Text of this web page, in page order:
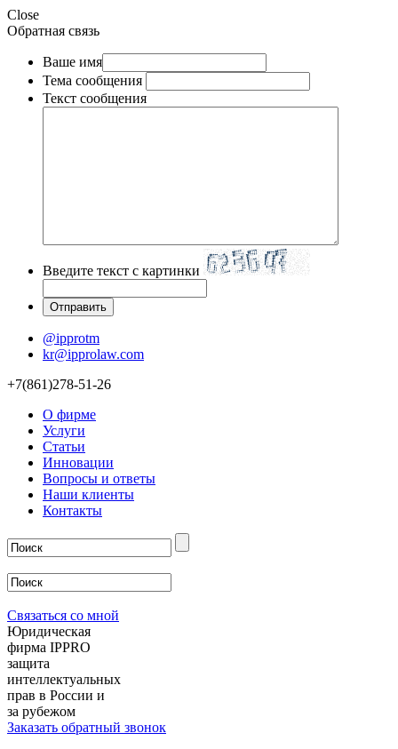
Close
Обратная связь
Ваше имя
Тема сообщения
Текст сообщения
Введите текст с картинки
@ipprotm
kr@ipprolaw.com
+7(861)278-51-26
О фирме
Услуги
Статьи
Инновации
Вопросы и ответы
Наши клиенты
Контакты
Связаться со мной
Юридическая
фирма IPPRO
защита
интеллектуальных
прав в России и
за рубежом
Заказать обратный звонок